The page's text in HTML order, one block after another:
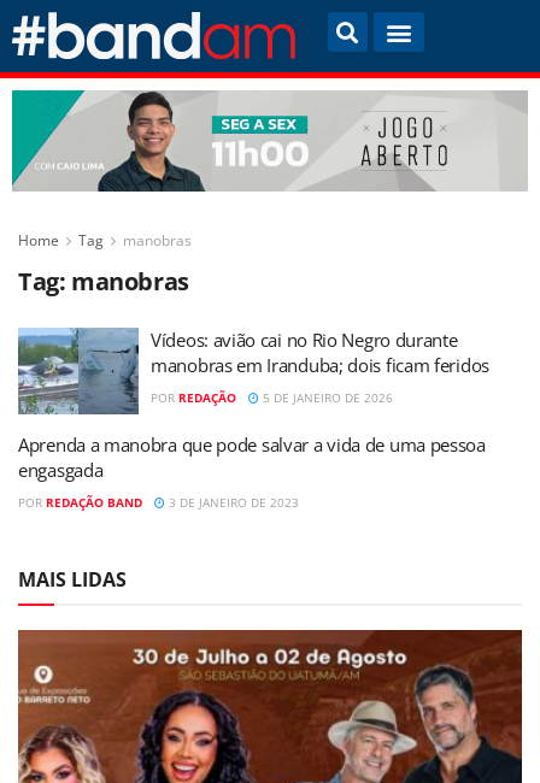
Home Tag manobras
Tag: manobras
Vídeos: avião cai no Rio Negro durante
manobras em Iranduba; dois ficam feridos
POR REDAÇÃO 5 DE JANEIRO DE 2026
Aprenda a manobra que pode salvar a vida de uma pessoa
engasgada
POR REDAÇÃO BAND 3 DE JANEIRO DE 2023
MAIS LIDAS